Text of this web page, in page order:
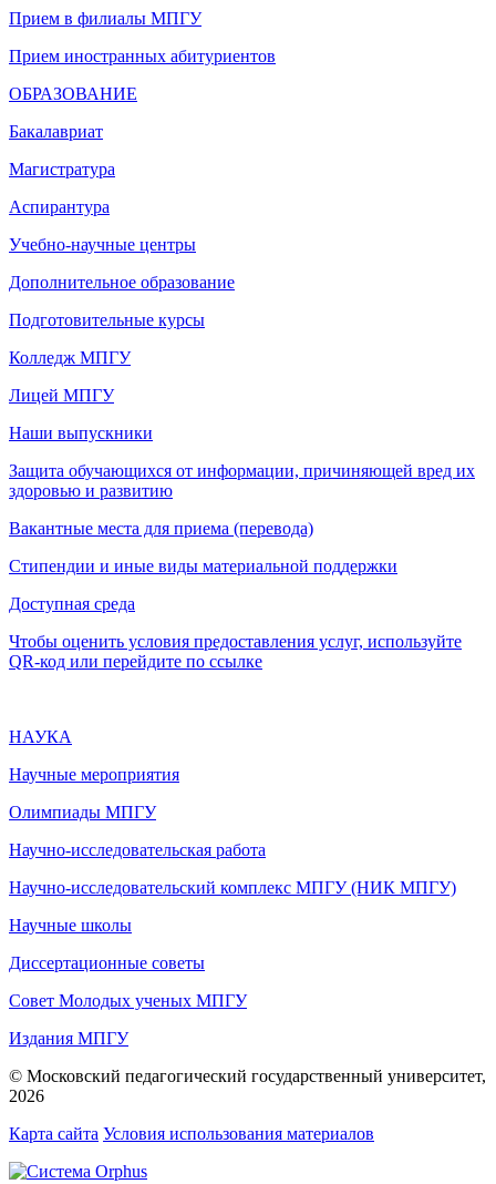
Прием в филиалы МПГУ
Прием иностранных абитуриентов
ОБРАЗОВАНИЕ
Бакалавриат
Магистратура
Аспирантура
Учебно-научные центры
Дополнительное образование
Подготовительные курсы
Колледж МПГУ
Лицей МПГУ
Наши выпускники
Защита обучающихся от информации, причиняющей вред их
здоровью и развитию
Вакантные места для приема (перевода)
Стипендии и иные виды материальной поддержки
Доступная среда
Чтобы оценить условия предоставления услуг, используйте
QR-код или перейдите по ссылке
НАУКА
Научные мероприятия
Олимпиады МПГУ
Научно-исследовательская работа
Научно-исследовательский комплекс МПГУ (НИК МПГУ)
Научные школы
Диссертационные советы
Совет Молодых ученых МПГУ
Издания МПГУ
© Московский педагогический государственный университет,
2026
Карта сайта Условия использования материалов